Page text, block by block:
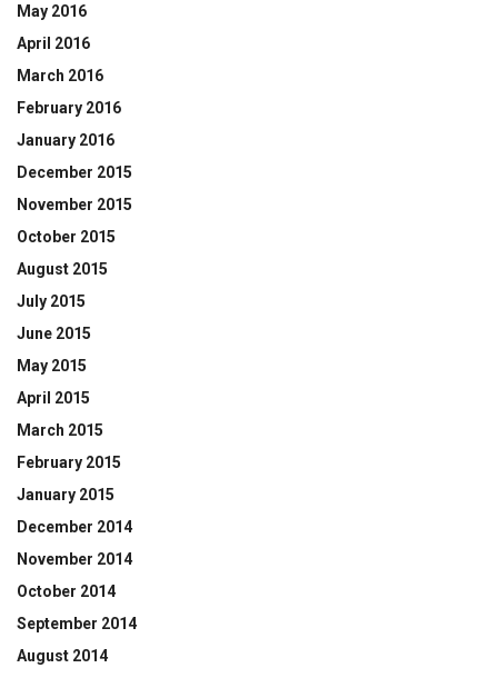
May 2016
April 2016
March 2016
February 2016
January 2016
December 2015
November 2015
October 2015
August 2015
July 2015
June 2015
May 2015
April 2015
March 2015
February 2015
January 2015
December 2014
November 2014
October 2014
September 2014
August 2014